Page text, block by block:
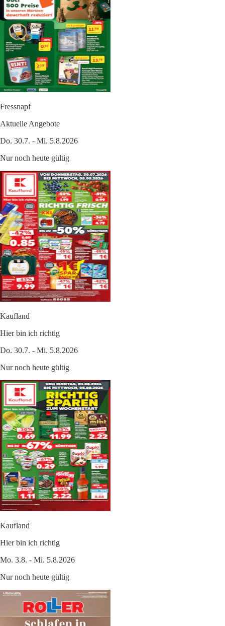
Fressnapf
Aktuelle Angebote
Do. 30.7. - Mi. 5.8.2026
Nur noch heute gültig
Kaufland
Hier bin ich richtig
Do. 30.7. - Mi. 5.8.2026
Nur noch heute gültig
Kaufland
Hier bin ich richtig
Mo. 3.8. - Mi. 5.8.2026
Nur noch heute gültig